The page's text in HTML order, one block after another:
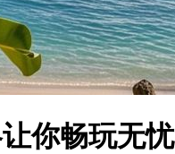
你畅玩无忧